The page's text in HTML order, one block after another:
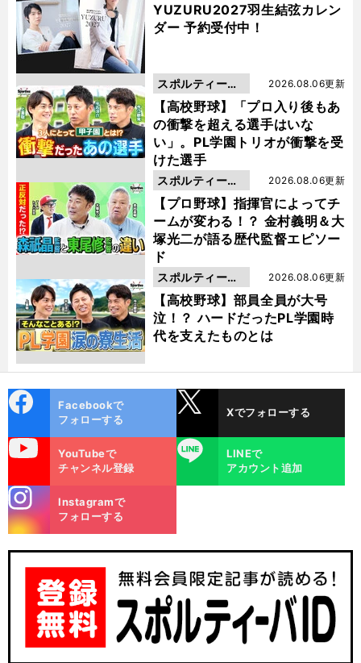
YUZURU2027羽生結弦カレン
ダー 予約受付中！
【高校野球】「プロ入り後もあ
の衝撃を超える選手はいな
い」。PL学園トリオが衝撃を受
けた選手
2026.08.06更新
スポルティーバ
動画
【プロ野球】指揮官によってチ
ームが変わる！？ 金村義明＆大
塚光二が語る歴代監督エピソー
ド
2026.08.06更新
スポルティーバ
動画
【高校野球】部員全員が大号
泣！？ ハードだったPL学園時
代を支えたものとは
2026.08.06更新
スポルティーバ
動画
ok
Facebookで
フォローする
Xでフォローする
YouTubeで
チャンネル登録
LINE
LINEで
アカウント追加
m
Instagramで
フォローする